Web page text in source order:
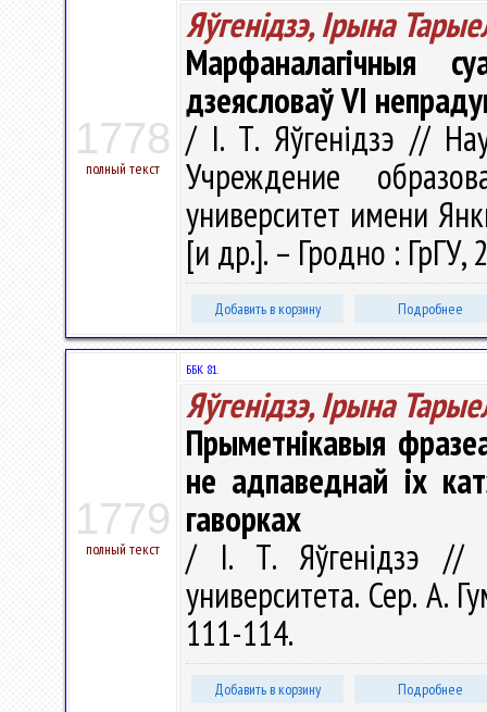
1778
полный текст
Яўгенідзэ, Ірына
Марфаналагічныя
дзеясловаў VI
/ І. Т. Яўгенідзэ //
Учреждение
университет имени
[и др.]. – Гродно : ГрГУ,
Добавить в корзину Подробнее
1779
полный текст
ББК 81.
Яўгенідзэ, Ірына
Прыметнікавыя
не адпаведнай іх
гаворках
/ І. Т. Яўгенідзэ //
университета. Сер. A.
111-114.
Добавить в корзину Подробнее